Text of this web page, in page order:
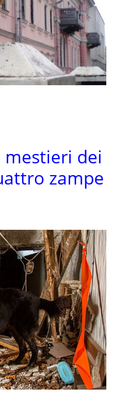
mestieri dei
zampe